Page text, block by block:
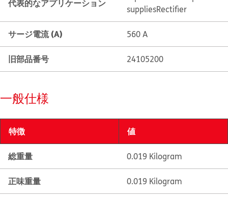
代表的なアプリケーション
suppliesRectifier
サージ電流 (A) 560 A
旧部品番号 24105200
一般仕様
特徴 値
総重量 0.019 Kilogram
正味重量 0.019 Kilogram